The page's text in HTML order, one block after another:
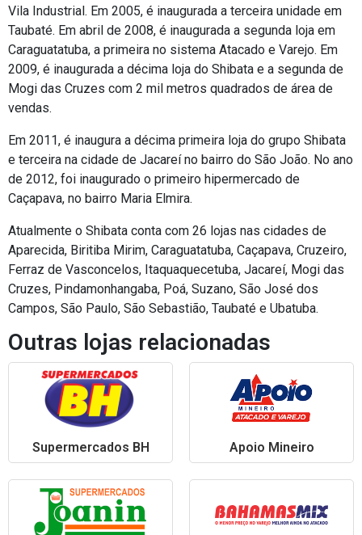
Vila Industrial. Em 2005, é inaugurada a terceira unidade em
Taubaté. Em abril de 2008, é inaugurada a segunda loja em
Caraguatatuba, a primeira no sistema Atacado e Varejo. Em
2009, é inaugurada a décima loja do Shibata e a segunda de
Mogi das Cruzes com 2 mil metros quadrados de área de
vendas.
Em 2011, é inaugura a décima primeira loja do grupo Shibata
e terceira na cidade de Jacareí no bairro do São João. No ano
de 2012, foi inaugurado o primeiro hipermercado de
Caçapava, no bairro Maria Elmira.
Atualmente o Shibata conta com 26 lojas nas cidades de
Aparecida, Biritiba Mirim, Caraguatatuba, Caçapava, Cruzeiro,
Ferraz de Vasconcelos, Itaquaquecetuba, Jacareí, Mogi das
Cruzes, Pindamonhangaba, Poá, Suzano, São José dos
Campos, São Paulo, São Sebastião, Taubaté e Ubatuba.
Outras lojas relacionadas
Supermercados BH Apoio Mineiro